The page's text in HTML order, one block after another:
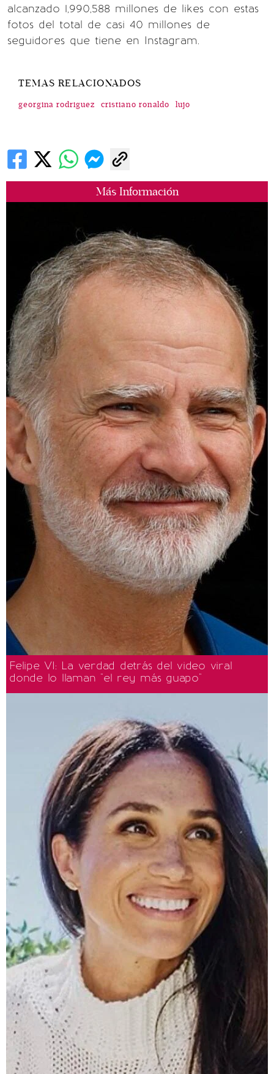
Más Información
Felipe VI: La verdad detrás del video viral
donde lo llaman "el rey más guapo"
alcanzado 1,990,588 millones de likes con estas
fotos del total de casi 40 millones de
seguidores que tiene en Instagram.
TEMAS RELACIONADOS
georgina rodriguez cristiano ronaldo lujo